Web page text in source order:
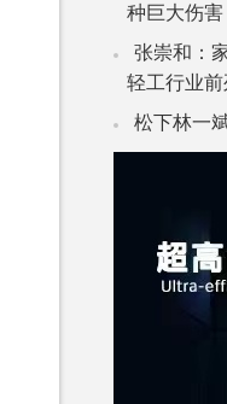
种巨大伤害
张崇和：
轻工行业前
松下林一